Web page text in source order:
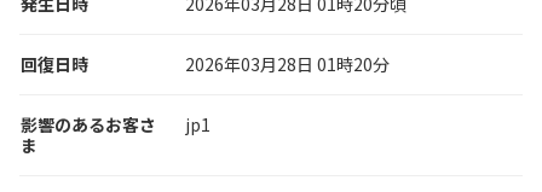
回復日時 2026年03月28日 01時20分
影響のあるお客さ
ま
jp1